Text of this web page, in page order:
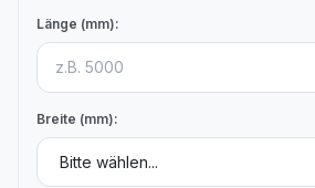
Länge (mm):
Breite (mm):